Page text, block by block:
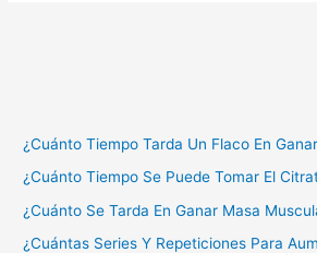
¿Cuánto Tiempo Tarda Un Flaco En
¿Cuánto Tiempo Se Puede Tomar El
¿Cuánto Se Tarda En Ganar Masa
¿Cuántas Series Y Repeticiones Para